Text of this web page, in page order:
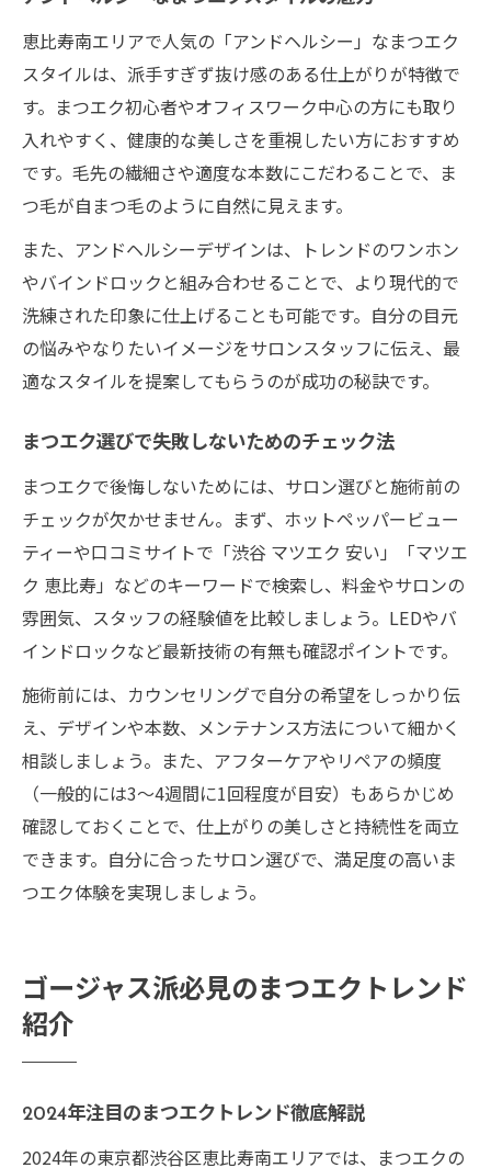
恵比寿南エリアで人気の「アンドヘルシー」なまつエク
スタイルは、派手すぎず抜け感のある仕上がりが特徴で
す。まつエク初心者やオフィスワーク中心の方にも取り
入れやすく、健康的な美しさを重視したい方におすすめ
です。毛先の繊細さや適度な本数にこだわることで、ま
つ毛が自まつ毛のように自然に見えます。
また、アンドヘルシーデザインは、トレンドのワンホン
やバインドロックと組み合わせることで、より現代的で
洗練された印象に仕上げることも可能です。自分の目元
の悩みやなりたいイメージをサロンスタッフに伝え、最
適なスタイルを提案してもらうのが成功の秘訣です。
まつエク選びで失敗しないためのチェック法
まつエクで後悔しないためには、サロン選びと施術前の
チェックが欠かせません。まず、ホットペッパービュー
ティーや口コミサイトで「渋谷 マツエク 安い」「マツエ
ク 恵比寿」などのキーワードで検索し、料金やサロンの
雰囲気、スタッフの経験値を比較しましょう。LEDやバ
インドロックなど最新技術の有無も確認ポイントです。
施術前には、カウンセリングで自分の希望をしっかり伝
え、デザインや本数、メンテナンス方法について細かく
相談しましょう。また、アフターケアやリペアの頻度
（一般的には3〜4週間に1回程度が目安）もあらかじめ
確認しておくことで、仕上がりの美しさと持続性を両立
できます。自分に合ったサロン選びで、満足度の高いま
つエク体験を実現しましょう。
ゴージャス派必見のまつエクトレンド
紹介
2024年注目のまつエクトレンド徹底解説
2024年の東京都渋谷区恵比寿南エリアでは、まつエクの